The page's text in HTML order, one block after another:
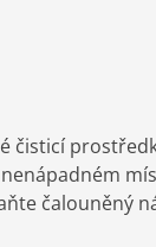
čalouněný